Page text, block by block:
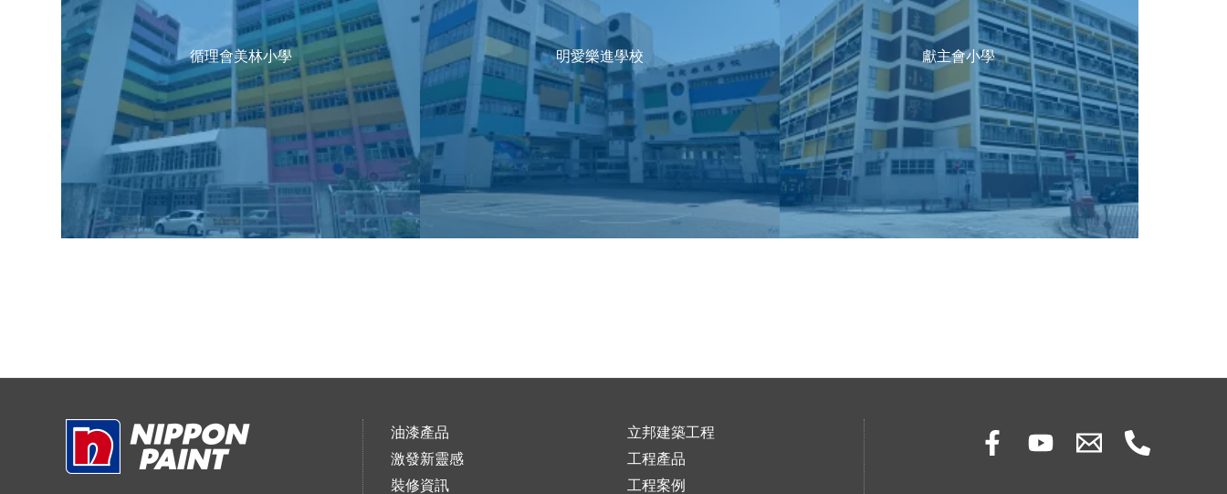
循理會美林小學 明愛樂進學校 獻主會小學
油漆產品
激發新靈感
裝修資訊
立邦建築工程
工程產品
工程案例